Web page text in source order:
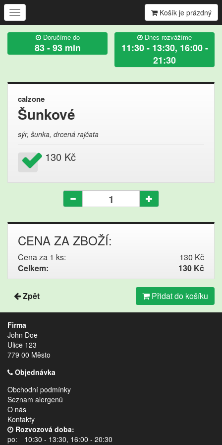
Ukázat/skrýt
navigaci
Košík je prázdný
Doručíme do
83 - 93 min
Dnes rozvážíme
11:30 - 13:30, 16:00 -
21:30
calzone
Šunkové
sýr, šunka, drcená rajčata
130 Kč
CENA ZA ZBOŽÍ:
Cena za 1 ks:
130 Kč
Celkem:
130 Kč
Zpět Přidat do košíku
Firma
John Doe
Ulice 123
779 00 Město
Objednávka
Obchodní podmínky
Seznam alergenů
O nás
Kontakty
Rozvozová doba:
po:
10:30 - 13:30, 16:00 - 20:30